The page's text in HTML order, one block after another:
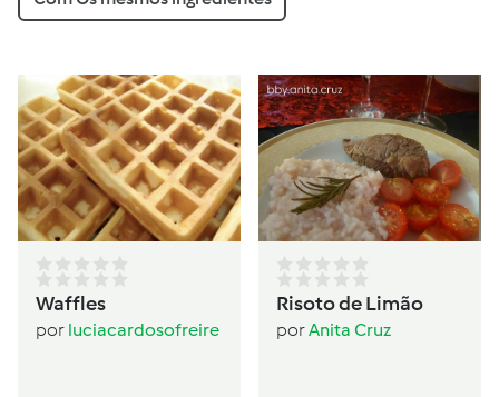
Waffles
por luciacardosofreire
Risoto de Limão
porAnita Cruz